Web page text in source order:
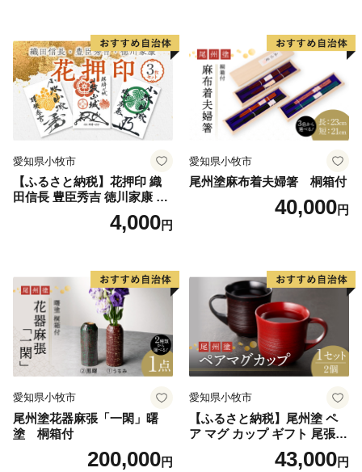
グッズ 愛知県 小牧市 お取り
寄せ 送料無料
愛知県 小牧市 お取り寄せ 送
料無料
愛知県小牧市
【ふるさと納税】花押印 織
田信長 豊臣秀吉 徳川家康 3
枚 セット 戦国 武将 小牧山城
墨絵 龍画師 書道アーティス
牧市 お取り寄せ 送料無料
4,000円
愛知県小牧市
尾州塗麻布着夫婦箸 桐箱付
40,000円
愛知県小牧市
尾州塗花器麻張「一閑」曙
塗 桐箱付
200,000円
愛知県小牧市
【ふるさと納税】尾州塗 ペ
ア マグ カップ ギフト 尾張漆
漆 漆器 漆器工芸 工芸品 芸術
性 実用性 抗菌性 美味しく安
43,000円